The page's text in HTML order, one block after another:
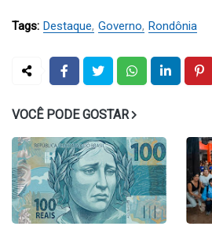
Tags: Destaque Governo Rondônia
VOCÊ PODE GOSTAR